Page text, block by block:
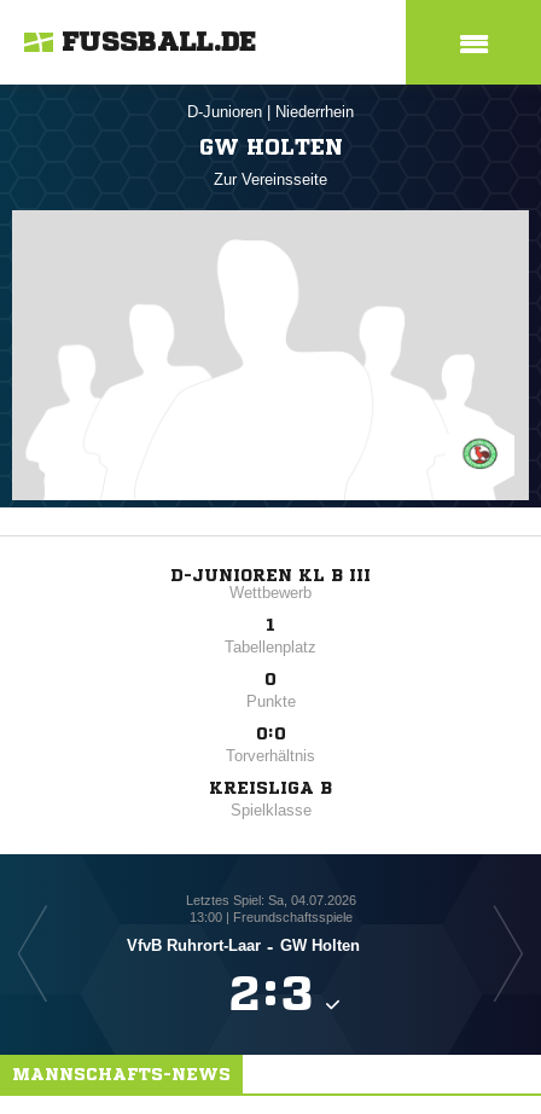
FUSSBALL.DE
D-Junioren Niederrhein
GW HOLTEN
Zur Vereinsseite
D-JUNIOREN KL B III
Wettbewerb
1
Tabellenplatz
0
Punkte
0:0
Torverhältnis
KREISLIGA B
Spielklasse
Letztes Spiel: Sa, 04.07.2026
13:00 | Freundschaftsspiele
VfvB Ruhrort-Laar - GW Holten
:
MANNSCHAFTS-NEWS